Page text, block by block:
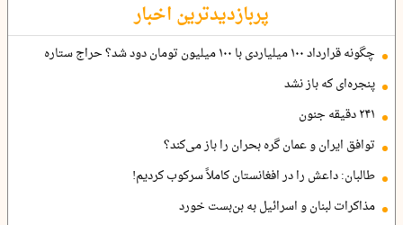
پربازدیدترین اخبار
چگونه قرارداد ۱۰۰ میلیاردی با ۱۰۰ میلیون تومان دود شد؟ حراج ستاره
پنجره‌ای که باز نشد
۲۴۱ دقیقه جنون
توافق ایران و عمان گره بحران را باز می‌کند؟
طالبان: داعش را در افغانستان کاملاً سرکوب کردیم!
مذاکرات لبنان و اسرائیل به بن‌بست خورد